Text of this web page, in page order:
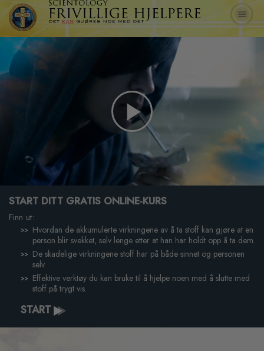
Play
Video
START DITT GRATIS ONLINE-KURS
Finn ut:
Hvordan de akkumulerte virkningene av å ta stoff kan gjøre at en
person blir svekket, selv lenge etter at han har holdt opp å ta dem.
De skadelige virkningene stoff har på både sinnet og personen
selv.
Effektive verktøy du kan bruke til å hjelpe noen med å slutte med
stoff på trygt vis.
START